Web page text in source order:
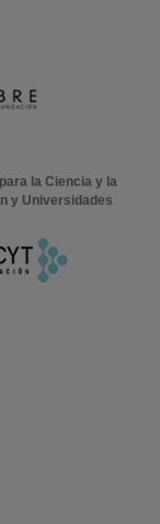
la Ciencia y la
y Universidades